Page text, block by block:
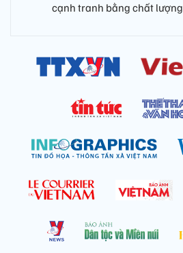
cạnh tranh bằng chất lượng​